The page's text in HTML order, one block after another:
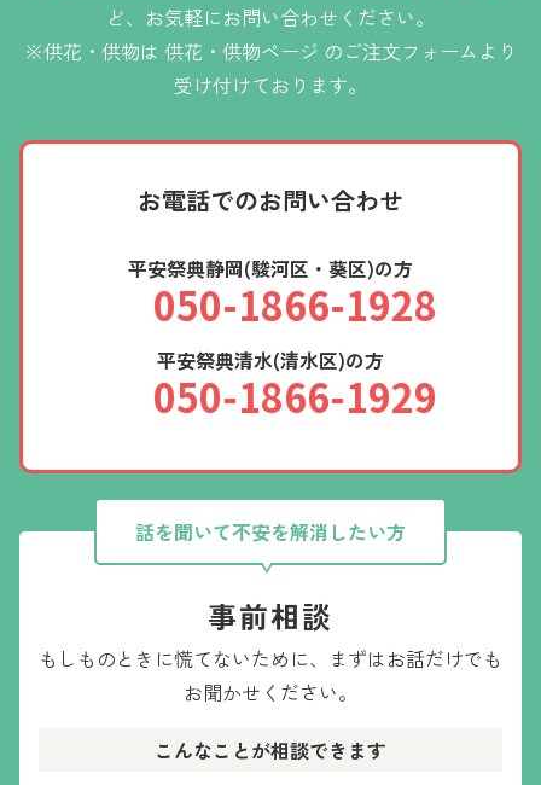
ど、お気軽にお問い合わせください。
※供花・供物は 供花・供物ページ のご注文フォームより
受け付けております。
お電話でのお問い合わせ
平安祭典静岡(駿河区・葵区)の方
050-1866-1928
平安祭典清水(清水区)の方
050-1866-1929
話を聞いて不安を解消したい方
事前相談
もしものときに慌てないために、 まずはお話だけでも
お聞かせください。
こんなことが相談できます